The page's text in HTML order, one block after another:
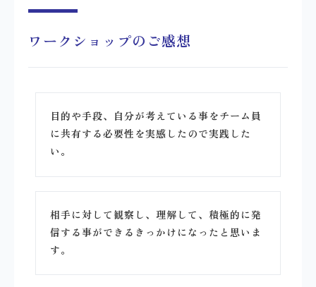
ワークショップのご感想
目的や手段、自分が考えている事をチーム員
に共有する必要性を実感したので実践した
い。
相手に対して観察し、理解して、積極的に発
信する事ができるきっかけになったと思いま
す。